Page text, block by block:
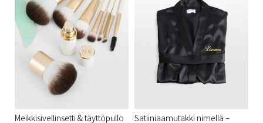
Meikkisivellinsetti & täyttöpullo
Satiiniaamutakki nimellä –